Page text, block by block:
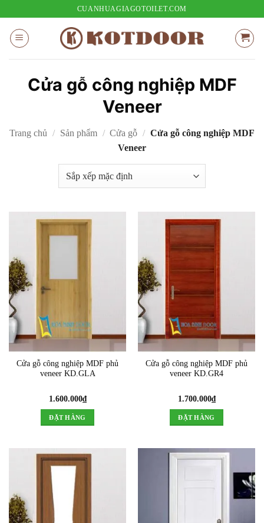
nội
dung
CUANHUAGIAGOTOILET.COM
Cửa gỗ công nghiệp MDF
Veneer
Trang chủ / Sản phẩm / Cửa gỗ / Cửa gỗ công nghiệp MDF
Veneer
Cửa gỗ công nghiệp MDF phủ
veneer KD.GLA
1.600.000₫
ĐẶT HÀNG
Cửa gỗ công nghiệp MDF phủ
veneer KD.GR4
1.700.000₫
ĐẶT HÀNG